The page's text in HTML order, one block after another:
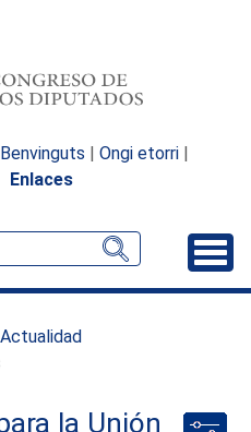
Benvinguts | Ongi etorri |
Enlaces
Actualidad
la Unión